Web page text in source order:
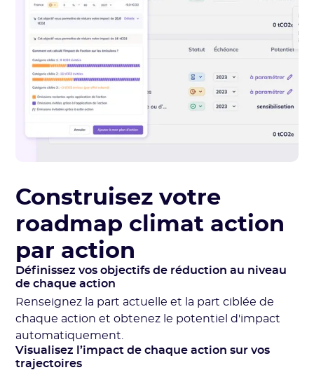
Construisez votre
roadmap climat action
par action
Définissez vos objectifs de réduction au niveau
de chaque action
Renseignez la part actuelle et la part ciblée de
chaque action et obtenez le potentiel d'impact
automatiquement.
Visualisez l’impact de chaque action sur vos
trajectoires